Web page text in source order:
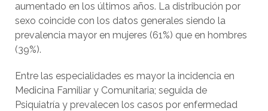
aumentado en los últimos años. La distribución por
sexo coincide con los datos generales siendo la
prevalencia mayor en mujeres (61%) que en hombres
(39%).
Entre las especialidades es mayor la incidencia en
Medicina Familiar y Comunitaria; seguida de
Psiquiatría y prevalecen los casos por enfermedad